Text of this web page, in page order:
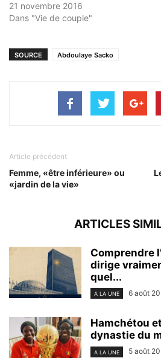
21 novembre 2016
Dans "Vie de couple"
SOURCE Abdoulaye Sacko
Article précédent
Femme, «être inférieure» ou
«jardin de la vie»
ARTICLES
Comprendre
dirige
quel...
A LA UNE 6 août
Hamchétou
dynastie du
A LA UNE 5 août